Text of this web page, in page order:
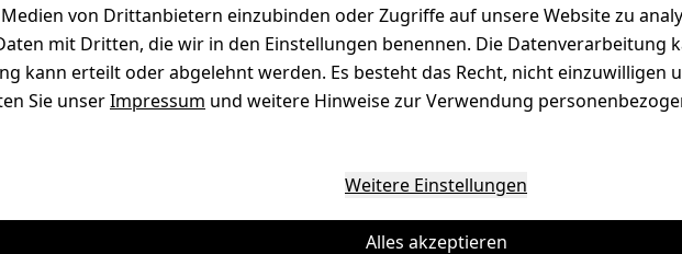
von Drittanbietern einzubinden oder Zugriffe auf unsere Website zu
mit Dritten, die wir in den Einstellungen benennen. Die
kann erteilt oder abgelehnt werden. Es besteht das Recht, nicht einzuwilligen
Sie unserImpressum und weitere Hinweise zur Verwendung
Weitere Einstellungen
Alles akzeptieren
Kiefermöbel
Hilfe